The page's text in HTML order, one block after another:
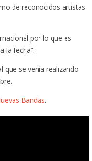
de reconocidos artistas
por lo que es
la fecha”.
que se venía realizando
Bandas.